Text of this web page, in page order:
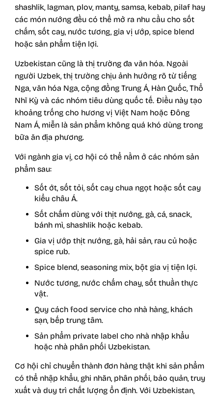
shashlik, lagman, plov, manty, samsa, kebab, pilaf hay
các món nướng đều có thể mở ra nhu cầu cho sốt
chấm, sốt cay, nước tương, gia vị ướp, spice blend
hoặc sản phẩm tiện lợi.
Uzbekistan cũng là thị trường đa văn hóa. Ngoài
người Uzbek, thị trường chịu ảnh hưởng rõ từ tiếng
Nga, văn hóa Nga, cộng đồng Trung Á, Hàn Quốc, Thổ
Nhĩ Kỳ và các nhóm tiêu dùng quốc tế. Điều này tạo
khoảng trống cho hương vị Việt Nam hoặc Đông
Nam Á, miễn là sản phẩm không quá khó dùng trong
bữa ăn địa phương.
Với ngành gia vị, cơ hội có thể nằm ở các nhóm sản
phẩm sau:
Sốt ớt, sốt tỏi, sốt cay chua ngọt hoặc sốt cay
kiểu châu Á.
Sốt chấm dùng với thịt nướng, gà, cá, snack,
bánh mì, shashlik hoặc kebab.
Gia vị ướp thịt nướng, gà, hải sản, rau củ hoặc
spice rub.
Spice blend, seasoning mix, bột gia vị tiện lợi.
Nước tương, nước chấm chay, sốt thuần thực
vật.
Quy cách food service cho nhà hàng, khách
sạn, bếp trung tâm.
Sản phẩm private label cho nhà nhập khẩu
hoặc nhà phân phối Uzbekistan.
Cơ hội chỉ chuyển thành đơn hàng thật khi sản phẩm
có thể nhập khẩu, ghi nhãn, phân phối, bảo quản, truy
xuất và duy trì chất lượng ổn định. Với Uzbekistan,